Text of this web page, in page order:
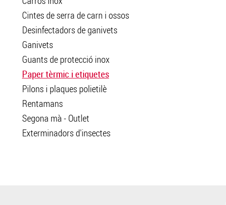
Cintes de serra de carn i ossos
Desinfectadors de ganivets
Ganivets
Guants de protecció inox
Paper tèrmic i etiquetes
Pilons i plaques polietilè
Rentamans
Segona mà - Outlet
Exterminadors d'insectes